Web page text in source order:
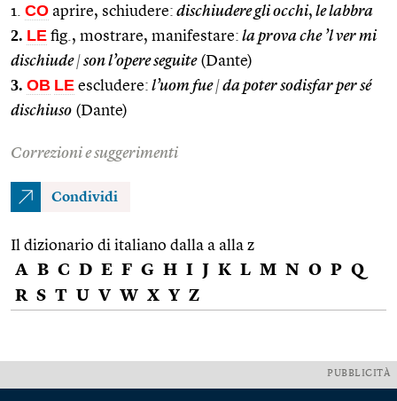
1. CO aprire, schiudere: dischiudere gli occhi, le labbra
2. LE fig., mostrare, manifestare: la prova che ’l ver mi
dischiude|son l’opere seguite(Dante)
3. OB LE escludere: l’uom fue|da poter sodisfar per sé
dischiuso (Dante)
Correzioni e suggerimenti
Condividi
Il dizionario di italiano dalla a alla z
A B C D E F G H I J K L M N O P Q
R S T U V W X Y Z
PUBBLICITÀ